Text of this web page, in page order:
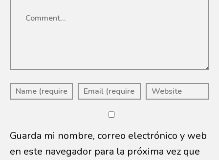
Guarda mi nombre, correo electrónico y web
en este navegador para la próxima vez que